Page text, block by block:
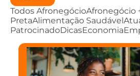
Todos AfronegócioAfronegócio
PretaAlimentação Saudável
PatrocinadoDicasEconomia